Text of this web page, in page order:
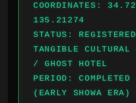
COORDINATES:
135.21274
STATUS: REGISTERED
TANGIBLE CULTURAL
/ GHOST HOTEL
PERIOD:
(EARLY SHOWA ERA)